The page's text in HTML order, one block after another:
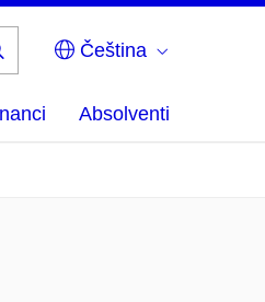
Čeština
Absolventi